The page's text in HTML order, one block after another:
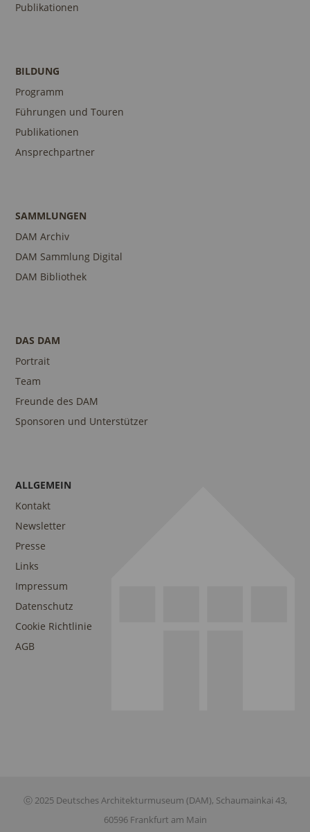
Publikationen
BILDUNG
Programm
Führungen und Touren
Publikationen
Ansprechpartner
SAMMLUNGEN
DAM Archiv
DAM Sammlung Digital
DAM Bibliothek
DAS DAM
Portrait
Team
Freunde des DAM
Sponsoren und Unterstützer
ALLGEMEIN
Kontakt
Newsletter
Presse
Links
Impressum
Datenschutz
Cookie Richtlinie
AGB
ⓒ 2025 Deutsches Architekturmuseum (DAM), Schaumainkai 43,
60596 Frankfurt am Main